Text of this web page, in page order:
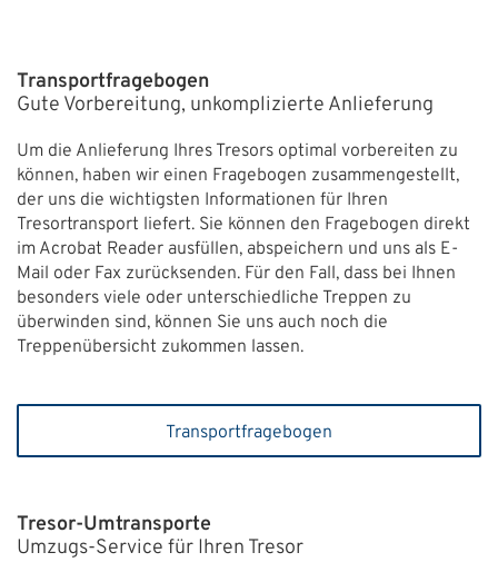
Transportfragebogen
Gute Vorbereitung, unkomplizierte Anlieferung
Um die Anlieferung Ihres Tresors optimal vorbereiten zu
können, haben wir einen Fragebogen zusammengestellt,
der uns die wichtigsten Informationen für Ihren
Tresortransport liefert. Sie können den Fragebogen direkt
im Acrobat Reader ausfüllen, abspeichern und uns als E-
Mail oder Fax zurücksenden. Für den Fall, dass bei Ihnen
besonders viele oder unterschiedliche Treppen zu
überwinden sind, können Sie uns auch noch die
Treppenübersicht zukommen lassen.
Transportfragebogen
Tresor-Umtransporte
Umzugs-Service für Ihren Tresor